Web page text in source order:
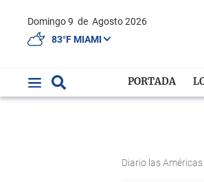
Domingo 9 de Agosto 2026
83°F MIAMI
PORTADA
Diario las Américas